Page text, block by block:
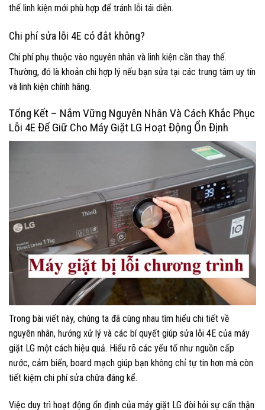
thế linh kiện mới phù hợp để tránh lỗi tái diễn.
Chi phí sửa lỗi 4E có đắt không?
Chi phí phụ thuộc vào nguyên nhân và linh kiện cần thay thế.
Thường, đó là khoản chi hợp lý nếu bạn sửa tại các trung tâm uy tín
và linh kiện chính hãng.
Tổng Kết – Nắm Vững Nguyên Nhân Và Cách Khắc Phục
Lỗi 4E Để Giữ Cho Máy Giặt LG Hoạt Động Ổn Định
Trong bài viết này, chúng ta đã cùng nhau tìm hiểu chi tiết về
nguyên nhân, hướng xử lý và các bí quyết giúp sửa lỗi 4E của máy
giặt LG một cách hiệu quả. Hiểu rõ các yếu tố như nguồn cấp
nước, cảm biến, board mạch giúp bạn không chỉ tự tin hơn mà còn
tiết kiệm chi phí sửa chữa đáng kể.
Việc duy trì hoạt động ổn định của máy giặt LG đòi hỏi sự cẩn thận